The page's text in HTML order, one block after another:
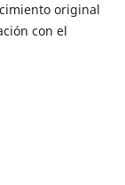
original
con el